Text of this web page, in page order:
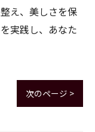
え、美しさを保
実践し、あなた
次のページ >